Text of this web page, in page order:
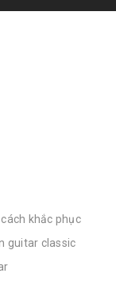
khắc phục
guitar classic